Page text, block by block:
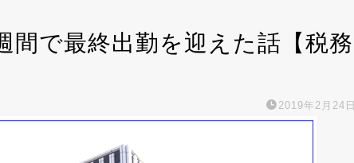
間で最終出勤を迎えた話【税務
2019年2月24日